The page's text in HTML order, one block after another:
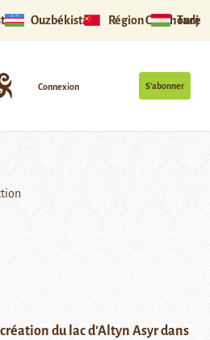
Ouzbékistan Région Ouïghoure
S’abonner
Connexion
du lac d’Altyn Asyr dans